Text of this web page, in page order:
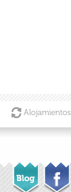
Alojamientos